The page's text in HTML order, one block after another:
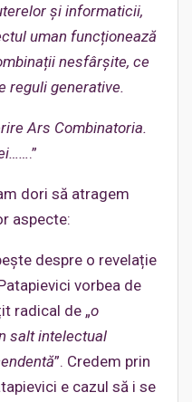
și informaticii,
uman funcționează
nesfârșite, ce
reguli generative.
Ars Combinatoria.
.”
dori să atragem
aspecte:
despre o revelație
vorbea de
radical de „o
salt intelectual
”. Credem prin
e cazul să i se